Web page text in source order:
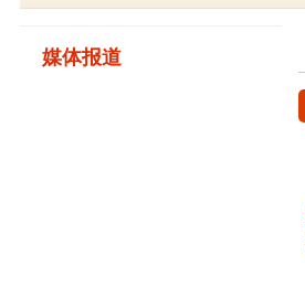
媒体报道